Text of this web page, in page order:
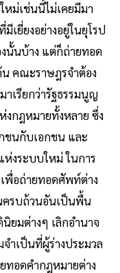
ม่เช่นนี้ไม่เคยมีมา
เยี่ยงอย่างอยู่ในยุโรป
นั้นบ้าง แต่ก็ถ่ายทอด
น คณะราษฎรจำต้อง
เรียกว่ารัฐธรรมนูญ
กฎหมายทั้งหลาย ซึ่ง
ชนกับเอกชน และ
งระบบใหม่ ในการ
พื่อถ่ายทอดศัพท์ต่าง
ครบถ้วนอันเป็นพื้น
นิยมต่างๆ เลิกอำนาจ
ำเป็นที่ผู้ร่างประมวล
ทอดคำกฎหมายต่าง